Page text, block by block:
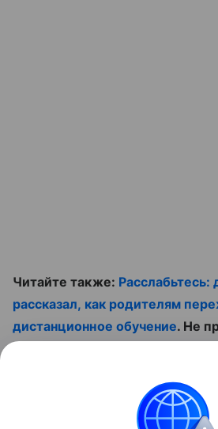
Читайте также:
рассказал, как родителям
дистанционное обучение. Не
Контент недоступен